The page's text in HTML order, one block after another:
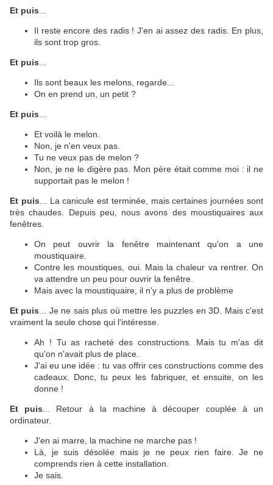
Et puis
Il reste encore des radis ! J'en ai assez des radis. En plus,
ils sont trop gros.
Et puis
Ils sont beaux les melons, regarde...
On en prend un, un petit ?
Et puis
Et voilà le melon.
Non, je n'en veux pas.
Tu ne veux pas de melon ?
Non, je ne le digère pas. Mon père était comme moi : il ne
supportait pas le melon !
Et puis ... La canicule est terminée, mais certaines journées sont
très chaudes. Depuis peu, nous avons des moustiquaires aux
fenêtres.
On peut ouvrir la fenêtre maintenant qu'on a une
moustiquaire.
Contre les moustiques, oui. Mais la chaleur va rentrer. On
va attendre un peu pour ouvrir la fenêtre.
Mais avec la moustiquaire, il n'y a plus de problème
Et puis ... Je ne sais plus où mettre les puzzles en 3D. Mais c'est
vraiment la seule chose qui l'intéresse.
Ah ! Tu as racheté des constructions. Mais tu m'as dit
qu'on n'avait plus de place.
J'ai eu une idée : tu vas offrir ces constructions comme des
cadeaux. Donc, tu peux les fabriquer, et ensuite, on les
donne !
Et puis ... Retour à la machine à découper couplée à un
ordinateur.
J'en ai marre, la machine ne marche pas !
Là, je suis désolée mais je ne peux rien faire. Je ne
comprends rien à cette installation.
Je sais.